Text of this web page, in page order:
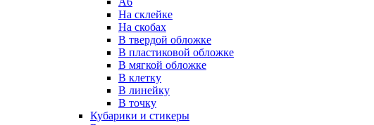
На склейке
На скобах
В твердой обложке
В пластиковой обложке
В мягкой обложке
В клетку
В линейку
В точку
Кубарики и стикеры